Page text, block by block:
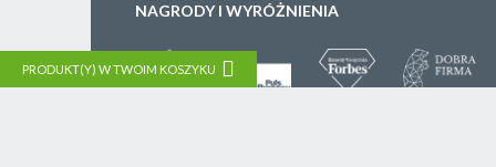
NAGRODY I WYRÓŻNIENIA
PRODUKT(Y) W TWOIM KOSZYKU